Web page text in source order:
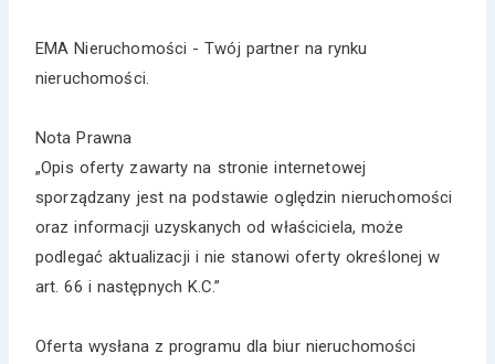
EMA Nieruchomości - Twój partner na rynku
nieruchomości.
Nota Prawna
„Opis oferty zawarty na stronie internetowej
sporządzany jest na podstawie oględzin nieruchomości
oraz informacji uzyskanych od właściciela, może
podlegać aktualizacji i nie stanowi oferty określonej w
art. 66 i następnych K.C.”
Oferta wysłana z programu dla biur nieruchomości